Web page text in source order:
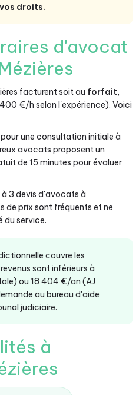
droits.
d'avocat
facturent soit au forfait,
€/h selon l'expérience). Voici
pour une consultation initiale à
avocats proposent un
de 15 minutes pour évaluer
à 3 devis d'avocats à
de prix sont fréquents et ne
du service.
couvre les
sont inférieurs à
ou 18 404 €/an (AJ
au bureau d'aide
judiciaire.
à